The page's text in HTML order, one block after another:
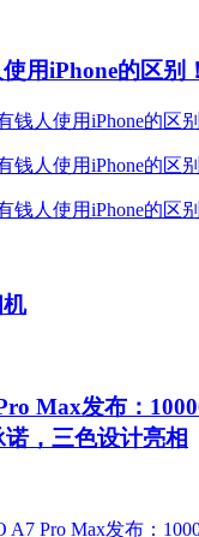
用iPhone的区别！
Max发布：
诺，三色设计亮相